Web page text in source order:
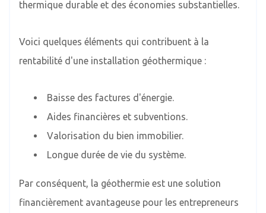
thermique durable et des économies substantielles.
Voici quelques éléments qui contribuent à la
rentabilité d'une installation géothermique :
Baisse des factures d'énergie.
Aides financières et subventions.
Valorisation du bien immobilier.
Longue durée de vie du système.
Par conséquent, la géothermie est une solution
financièrement avantageuse pour les entrepreneurs